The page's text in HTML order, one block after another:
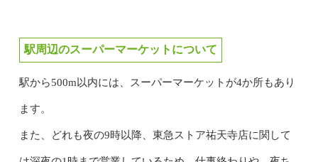
駅周辺のスーパーマーケットについて
駅から500m以内には、スーパーマーケットが4か所もあり
ます。
また、どれも夜の9時以降、東急ストア祐天寺店に関して